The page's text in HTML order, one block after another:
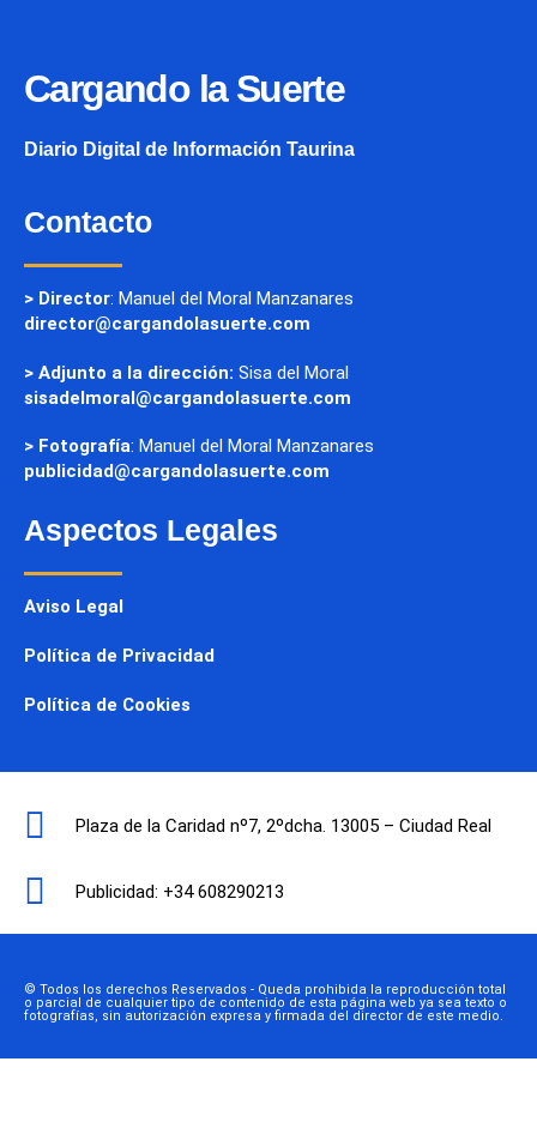
Cargando la Suerte
Diario Digital de Información Taurina
Contacto
> Director: Manuel del Moral Manzanares
director@cargandolasuerte.com
> Adjunto a la dirección: Sisa del Moral
sisadelmoral@cargandolasuerte.com
> Fotografía: Manuel del Moral Manzanares
publicidad@cargandolasuerte.com
Aspectos Legales
Aviso Legal
Política de Privacidad
Política de Cookies
Plaza de la Caridad nº7, 2ºdcha. 13005 – Ciudad Real
Publicidad: +34 608290213
© Todos los derechos Reservados - Queda prohibida la reproducción total
o parcial de cualquier tipo de contenido de esta página web ya sea texto o
fotografías, sin autorización expresa y firmada del director de este medio.